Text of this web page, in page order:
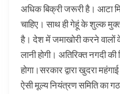
अधिक बिक्री जरूरी है। आटा
चाहिए। साथ ही गेहूं के शुल्क
है। देश में जमाखोरी करने वालों
लानी होगी। अतिरिक्त नगदी
होगा।सरकार द्वारा खुदरा
ऐसी मूल्य नियंत्रण समिति का